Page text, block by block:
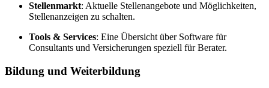
Stellenmarkt: Aktuelle Stellenangebote und Möglichkeiten,
Stellenanzeigen zu schalten.
Tools & Services: Eine Übersicht über Software für
Consultants und Versicherungen speziell für Berater.
Bildung und Weiterbildung